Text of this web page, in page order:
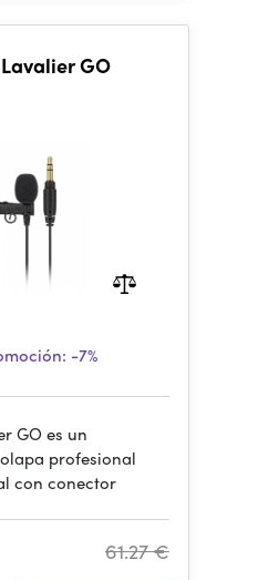
Lavalier GO
-7%
GO es un
profesional
con conector
61.27 €